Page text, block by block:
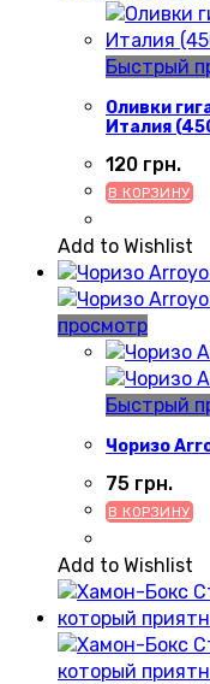
Быстрый
Оливки
Италия
120 грн.
В КОРЗИНУ
Add to Wishlist
просмотр
Быстрый
Чоризо
75 грн.
В КОРЗИНУ
Add to Wishlist